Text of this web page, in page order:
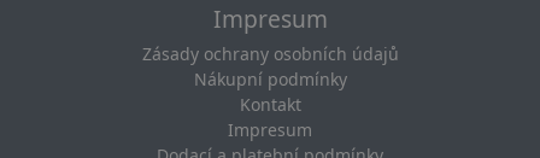
Impresum
Zásady ochrany osobních údajů
Nákupní podmínky
Kontakt
Impresum